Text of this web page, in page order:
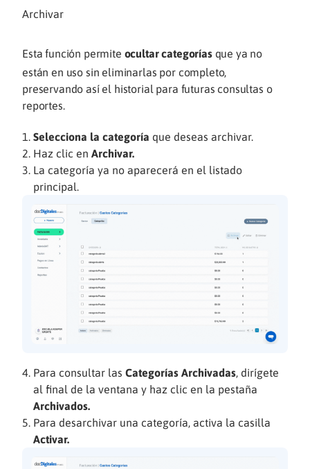
Archivar
Esta función permite ocultar categoríasque ya no
están en uso sin eliminarlas por completo,
preservando así el historial para futuras consultas o
reportes.
Selecciona la categoría que deseas archivar.
Haz clic en Archivar.
La categoría ya no aparecerá en el listado
principal.
Para consultar las Categorías Archivadas, dirígete
al final de la ventana y haz clic en la pestaña
Archivados.
Para desarchivar una categoría, activa la casilla
Activar.